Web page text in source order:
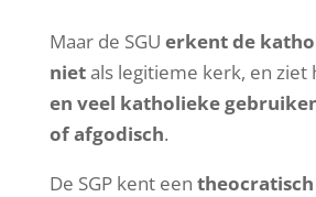
Maar de SGU erkent de
nietals legitieme kerk, en ziet
en veel katholieke
of afgodisch.
De SGP kent een